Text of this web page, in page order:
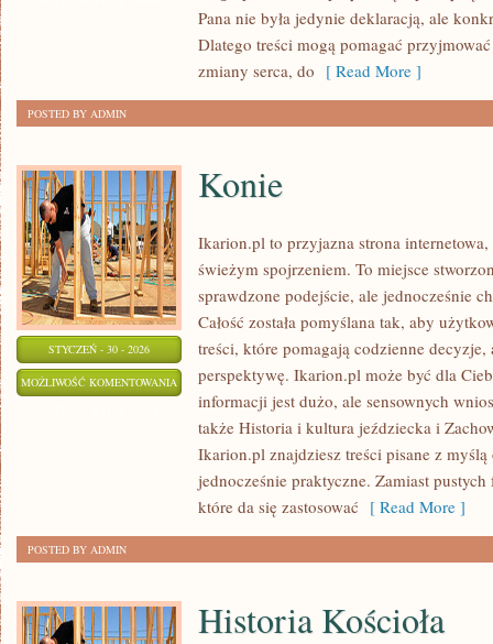
NAUKAPana nie była jedynie deklaracją, ale
Dlatego treści mogą pomagać
zmiany serca, do [ Read More ]
POSTED BY ADMIN
STYCZEŃ - 30 - 2026
MOŻLIWOŚĆ KOMENTOWANIA KONIE
Konie
Ikarion.pl to przyjazna strona
świeżym spojrzeniem. To miejsce
sprawdzone podejście, ale jednocześnie
Całość została pomyślana tak, aby
treści, które pomagają codzienne
perspektywę. Ikarion.pl może być dla
informacji jest dużo, ale sensownych
także Historia i kultura jeździecka i
Ikarion.pl znajdziesz treści pisane z
jednocześnie praktyczne. Zamiast
które da się zastosować [ Read More ]
POSTED BY ADMIN
Historia Kościoła